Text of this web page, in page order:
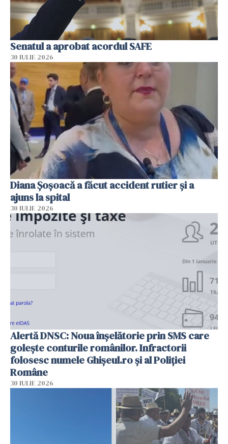
Senatul a aprobat acordul SAFE
30 IULIE 2026
Diana Șoșoacă a făcut accident rutier și a
ajuns la spital
30 IULIE 2026
Alertă DNSC: Noua înșelătorie prin SMS care
golește conturile românilor. Infractorii
folosesc numele Ghișeul.ro și al Poliției
Române
30 IULIE 2026